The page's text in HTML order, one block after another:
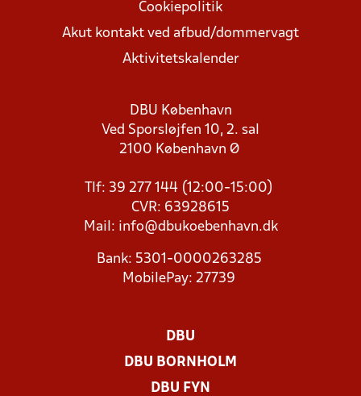
Cookiepolitik
Akut kontakt ved afbud/dommervagt
Aktivitetskalender
DBU København
Ved Sporsløjfen 10, 2. sal
2100 København Ø
Tlf: 39 277 144 (12:00-15:00)
CVR: 63928615
Mail: info@dbukoebenhavn.dk
Bank: 5301-0000263285
MobilePay: 27739
DBU
DBU BORNHOLM
DBU FYN